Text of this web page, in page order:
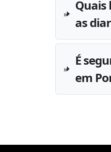
Quais
as
É
em